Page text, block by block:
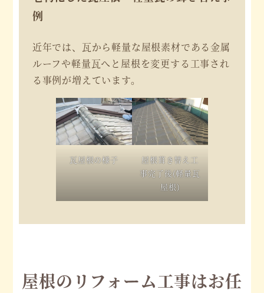
例
近年では、瓦から軽量な屋根素材である金属
ルーフや軽量瓦へと屋根を変更する工事され
る事例が増えています。
瓦屋根の様子
屋根葺き替え工
事完了後(軽量瓦
屋根)
屋根のリフォーム工事はお任